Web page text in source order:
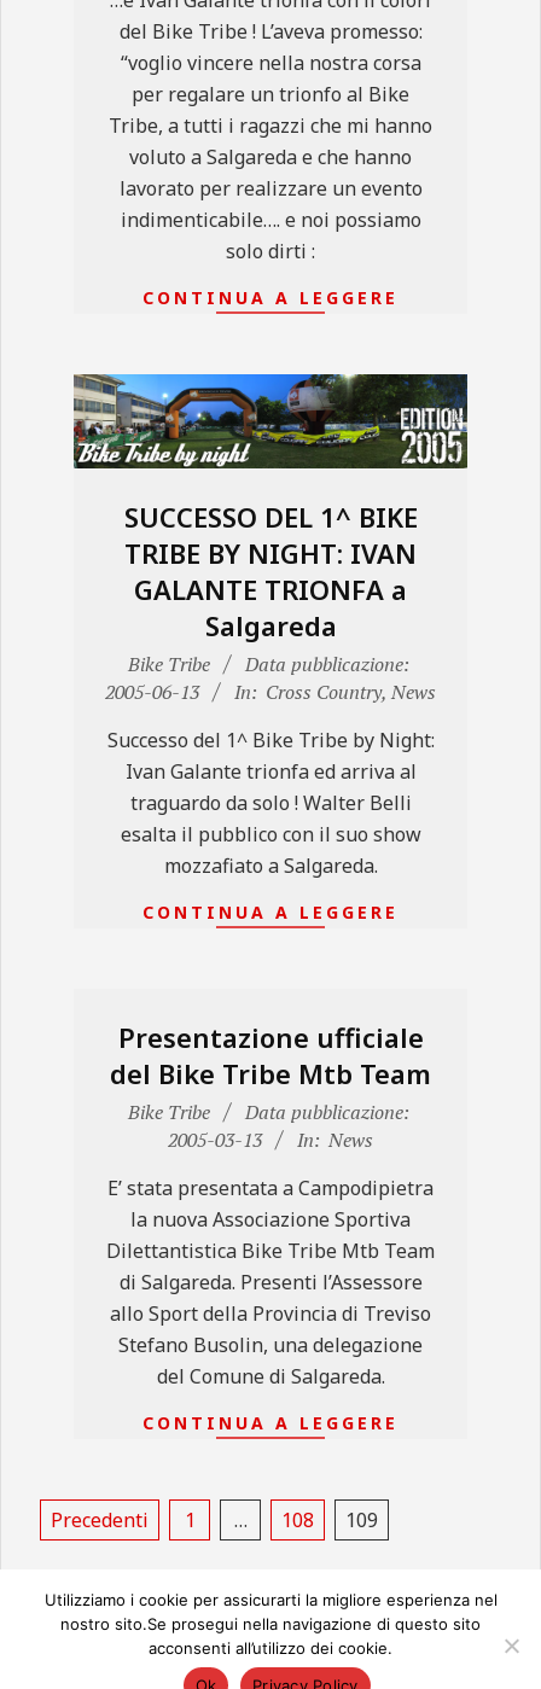
del Bike Tribe ! L’aveva promesso:
“voglio vincere nella nostra corsa
per regalare un trionfo al Bike
Tribe, a tutti i ragazzi che mi hanno
voluto a Salgareda e che hanno
lavorato per realizzare un evento
indimenticabile…. e noi possiamo
solo dirti :
CONTINUA A LEGGERE
SUCCESSO DEL 1^ BIKE
TRIBE BY NIGHT: IVAN
GALANTE TRIONFA a
Salgareda
2005-
06-
Bike Tribe
Data pubblicazione:
2005-06-13
In: Cross Country, News
Successo del 1^ Bike Tribe by Night:
Ivan Galante trionfa ed arriva al
traguardo da solo ! Walter Belli
esalta il pubblico con il suo show
mozzafiato a Salgareda.
CONTINUA A LEGGERE
Presentazione ufficiale
del Bike Tribe Mtb Team
2005-
Bike Tribe
Data pubblicazione:
2005-03-13
In: News
E’ stata presentata a Campodipietra
la nuova Associazione Sportiva
Dilettantistica Bike Tribe Mtb Team
di Salgareda. Presenti l’Assessore
allo Sport della Provincia di Treviso
Stefano Busolin, una delegazione
del Comune di Salgareda.
CONTINUA A LEGGERE
Paginazione
articoli
Precedenti 1 … 108 109
Utilizziamo i cookie per assicurarti la migliore esperienza nel
nostro sito.Se prosegui nella navigazione di questo sito
acconsenti all’utilizzo dei cookie.
Ok
Privacy Policy